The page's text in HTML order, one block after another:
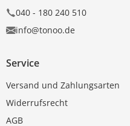
040 - 180 240 510
info@tonoo.de
Service
Versand und Zahlungsarten
Widerrufsrecht
AGB